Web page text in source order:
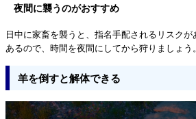
夜間に襲うのがおすすめ
日中に家畜を襲うと、指名手配されるリスク
あるので、時間を夜間にしてから狩りましょう。
羊を倒すと解体できる